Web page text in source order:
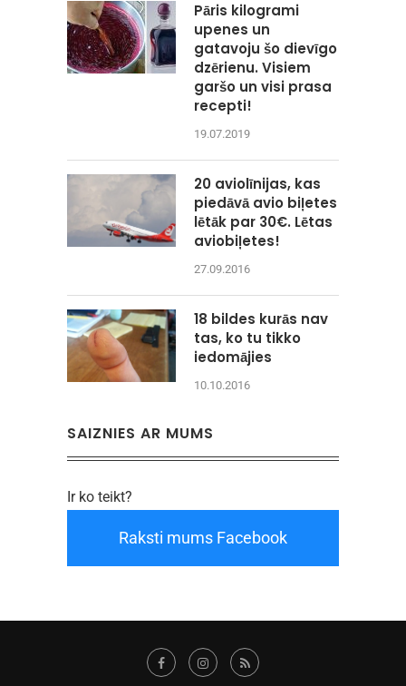
Pāris kilogrami
upenes un
gatavoju šo dievīgo
dzērienu. Visiem
garšo un visi prasa
recepti!
19.07.2019
20 aviolīnijas, kas
piedāvā avio biļetes
lētāk par 30€. Lētas
aviobiļetes!
27.09.2016
18 bildes kurās nav
tas, ko tu tikko
iedomājies
10.10.2016
SAIZNIES AR MUMS
Ir ko teikt?
Raksti mums Facebook